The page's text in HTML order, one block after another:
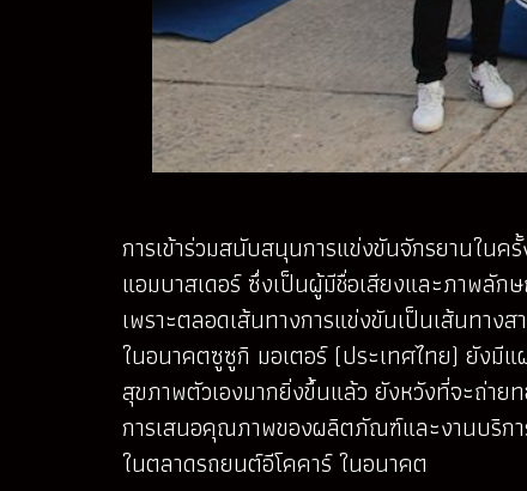
การเข้าร่วมสนับสนุนการแข่งขันจักรยานใน
แอมบาสเดอร์ ซึ่งเป็นผู้มีชื่อเสียงและภาพลัก
เพราะตลอดเส้นทางการแข่งขันเป็นเส้นทาง
ในอนาคตซูซูกิ มอเตอร์ (ประเทศไทย) ยังมีแ
สุขภาพตัวเองมากยิ่งขึ้นแล้ว ยังหวังที่จะถ่า
การเสนอคุณภาพของผลิตภัณฑ์และงานบริก
ในตลาดรถยนต์อีโคคาร์ ในอนาคต